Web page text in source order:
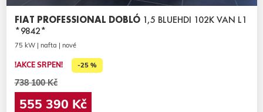
FIAT PROFESSIONAL DOBLÓ 1,5 BLUEHDI 102K VAN L1
*9842*
75 kW | nafta | nové
!AKCE SRPEN! -25 %
738 100 Kč
555 390 Kč